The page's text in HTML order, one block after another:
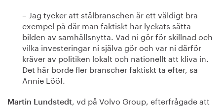
– Jag tycker att stålbranschen är ett väldigt bra
exempel på där man faktiskt har lyckats sätta
bilden av samhällsnytta. Vad ni gör för skillnad och
vilka investeringar ni själva gör och var ni därför
kräver av politiken lokalt och nationellt att kliva in.
Det här borde fler branscher faktiskt ta efter, sa
Annie Lööf.
Martin Lundstedt , vd på Volvo Group, efterfrågade att